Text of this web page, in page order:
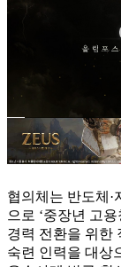
협의체는 반도체·
으로 ‘중장년 고
경력 전환을 위한
숙련 인력을 대상